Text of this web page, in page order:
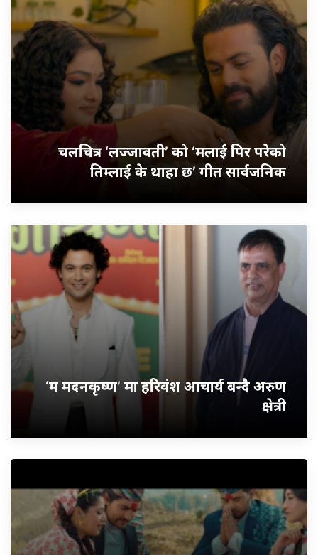
चलचित्र ‘लज्जावती’ को ‘मलाई पिर परेको
तिम्लाई के थाहा छ’ गीत सार्वजनिक
‘म मदनकृष्ण’ मा हरिवंश आचार्य बन्दै अरुण
क्षेत्री